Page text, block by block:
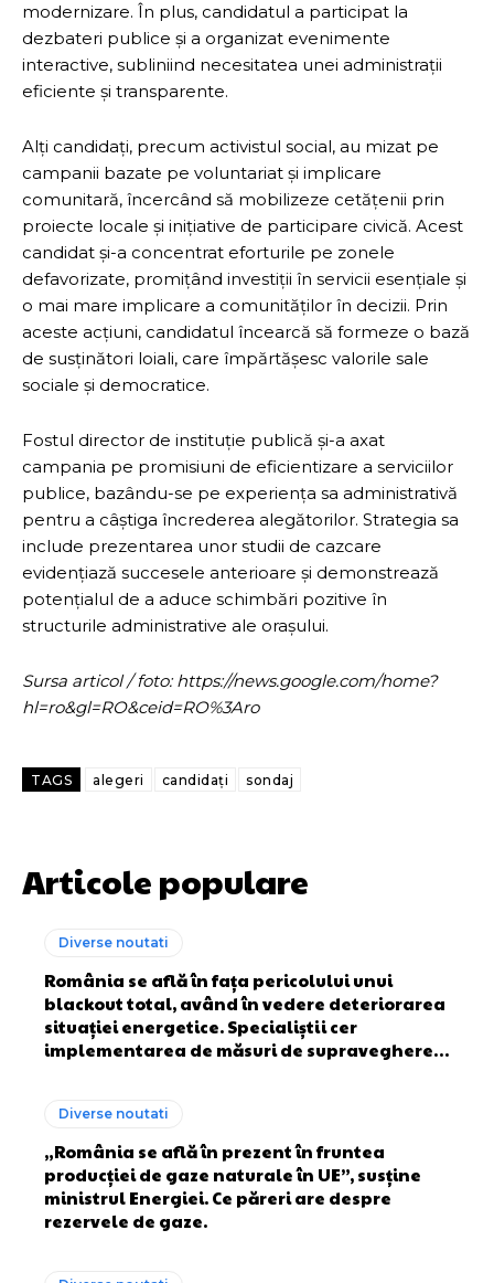
modernizare. În plus, candidatul a participat la
dezbateri publice și a organizat evenimente
interactive, subliniind necesitatea unei administrații
eficiente și transparente.
Alți candidați, precum activistul social, au mizat pe
campanii bazate pe voluntariat și implicare
comunitară, încercând să mobilizeze cetățenii prin
proiecte locale și inițiative de participare civică. Acest
candidat și-a concentrat eforturile pe zonele
defavorizate, promițând investiții în servicii esențiale și
o mai mare implicare a comunităților în decizii. Prin
aceste acțiuni, candidatul încearcă să formeze o bază
de susținători loiali, care împărtășesc valorile sale
sociale și democratice.
Fostul director de instituție publică și-a axat
campania pe promisiuni de eficientizare a serviciilor
publice, bazându-se pe experiența sa administrativă
pentru a câștiga încrederea alegătorilor. Strategia sa
include prezentarea unor studii de cazcare
evidențiază succesele anterioare și demonstrează
potențialul de a aduce schimbări pozitive în
structurile administrative ale orașului.
Sursa articol / foto: https://news.google.com/home?
hl=ro&gl=RO&ceid=RO%3Aro
TAGS alegeri candidați sondaj
Articole populare
Diverse noutati
România se află în fața pericolului unui
blackout total, având în vedere deteriorarea
situației energetice. Specialiștii cer
implementarea de măsuri de supraveghere…
Diverse noutati
„România se află în prezent în fruntea
producției de gaze naturale în UE”, susține
ministrul Energiei. Ce păreri are despre
rezervele de gaze.